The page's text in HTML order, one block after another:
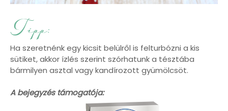
Ha szeretnénk egy kicsit belülről is felturbózni a kis
sütiket, akkor ízlés szerint szórhatunk a tésztába
bármilyen asztal vagy kandírozott gyümölcsöt.
A bejegyzés támogatója: